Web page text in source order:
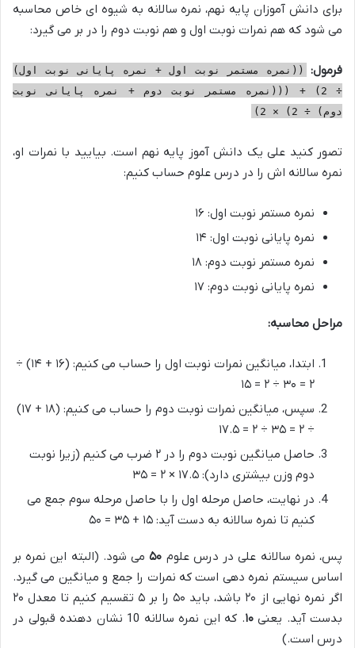
برای دانش آموزان پایه نهم، نمره سالانه به شیوه ای خاص محاسبه
می شود که هم نمرات نوبت اول و هم نوبت دوم را در بر می گیرد:
فرمول:
((نمره مستمر نوبت اول + نمره پایانی نوبت اول)
÷ 2) + (((نمره مستمر نوبت دوم + نمره پایانی نوبت
دوم) ÷ 2) × 2)
تصور کنید علی یک دانش آموز پایه نهم است. بیایید با نمرات او،
نمره سالانه اش را در درس علوم حساب کنیم:
نمره مستمر نوبت اول: ۱۶
نمره پایانی نوبت اول: ۱۴
نمره مستمر نوبت دوم: ۱۸
نمره پایانی نوبت دوم: ۱۷
مراحل محاسبه:
ابتدا، میانگین نمرات نوبت اول را حساب می کنیم: (۱۶ + ۱۴) ÷
۲ = ۳۰ ÷ ۲ = ۱۵
سپس، میانگین نمرات نوبت دوم را حساب می کنیم: (۱۸ + ۱۷)
÷ ۲ = ۳۵ ÷ ۲ = ۱۷.۵
حاصل میانگین نوبت دوم را در ۲ ضرب می کنیم (زیرا نوبت
دوم وزن بیشتری دارد): ۱۷.۵ × ۲ = ۳۵
در نهایت، حاصل مرحله اول را با حاصل مرحله سوم جمع می
کنیم تا نمره سالانه به دست آید: ۱۵ + ۳۵ = ۵۰
پس، نمره سالانه علی در درس علوم ۵۰می شود. (البته این نمره بر
اساس سیستم نمره دهی است که نمرات را جمع و میانگین می گیرد.
اگر نمره نهایی از ۲۰ باشد، باید ۵۰ را بر ۵ تقسیم کنیم تا معدل ۲۰
بدست آید. یعنی۱۰
. که این نمره سالانه 10 نشان دهنده قبولی در
درس است.)